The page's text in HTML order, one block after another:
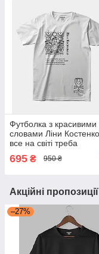
Футболка з красивими
словами Ліни
все на світі треба
695 ₴ 950 ₴
Акційні
–27%